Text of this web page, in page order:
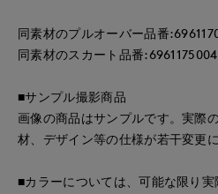
同素材のプルオーバー品番
同素材のスカート品番:6961175004
■サンプル撮影商品
画像の商品はサンプルです。実際
材、デザイン等の仕様が若干変更
■カラーについては、可能な限り